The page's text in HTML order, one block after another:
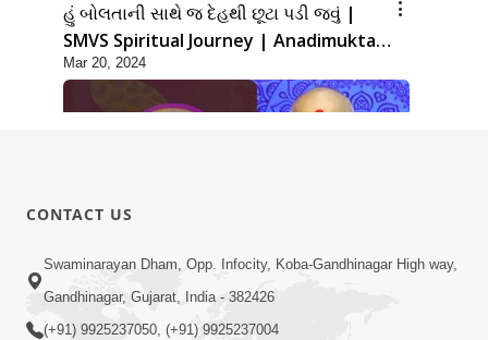
હું બોલતાની સાથે જ દેહથી છૂટા પડી જવું |
SMVS Spiritual Journey | Anadimukta
Gyan
Mar 20, 2024
17:00
હું કોણ છું ? ભાગ 1 | SMVS Spiritual
Journey | Anadimukta Gyan
CONTACT US
Swaminarayan Dham, Opp. Infocity, Koba-Gandhinagar High way,
Gandhinagar, Gujarat, India - 382426
(+91) 9925237050, (+91) 9925237004